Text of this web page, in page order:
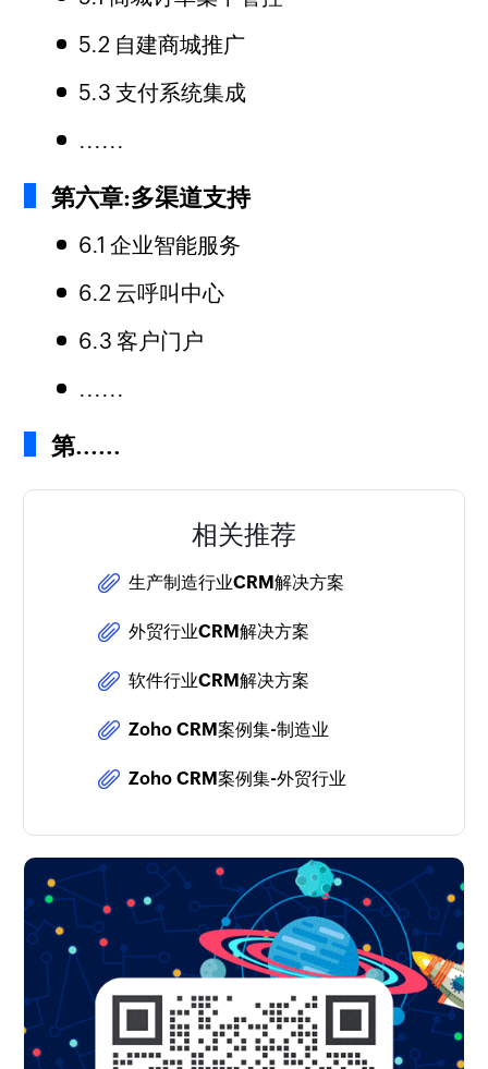
5.2 自建商城推广
5.3 支付系统集成
......
第六章:多渠道支持
6.1 企业智能服务
6.2 云呼叫中心
6.3 客户门户
......
第......
相关推荐
生产制造行业CRM解决方案
外贸行业CRM解决方案
软件行业CRM解决方案
Zoho CRM案例集-制造业
Zoho CRM案例集-外贸行业